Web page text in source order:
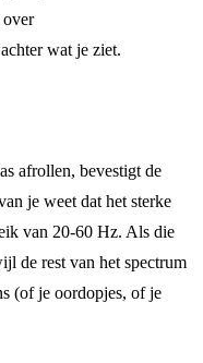
wat je ziet.
afrollen, bevestigt de
je weet dat het sterke
van 20-60 Hz. Als die
de rest van het spectrum
(of je oordopjes, of je